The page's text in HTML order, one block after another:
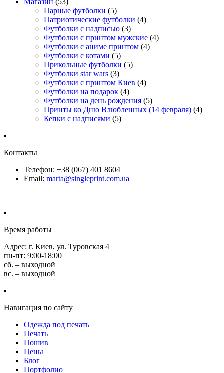
Магазин (53)
Парные футболки (5)
Патриотические футболки (4)
Футболки с надписью (3)
Футболки с принтом мужские (4)
Футболки с аниме принтом (4)
Футболки с котами (5)
Прикольные футболки (5)
Футболки star wars (3)
Футболки с принтом Киев (4)
Футболки на подарок (4)
Футболки на день рождения (5)
Принты ко Дню Влюбленных (14 февраля) (4)
Кепки с надписями (5)
Контакты
Телефон: +38 (067) 401 8604
Email: marta@singleprint.com.ua
Время работы
Адрес: г. Киев, ул. Туровская 4
пн-пт: 9:00-18:00
сб. – выходной
вс. – выходной
Навигация по сайту
Одежда под печать
Печать
Пошив
Цены
Блог
Портфолио